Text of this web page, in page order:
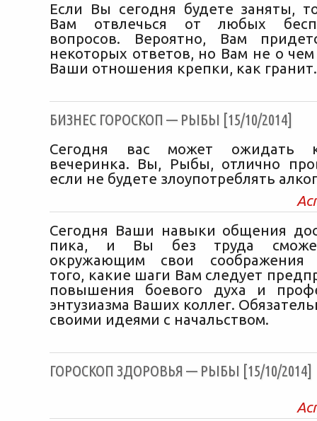
Если Вы сегодня будете заняты,
Вам отвлечься от любых
вопросов. Вероятно, Вам
некоторых ответов, но Вам не о чем
Ваши отношения крепки, как гранит.
БИЗНЕС ГОРОСКОП — РЫБЫ [15/10/2014]
Сегодня вас может ожидать
вечеринка. Вы, Рыбы, отлично
если не будете злоупотреблять
Сегодня Ваши навыки общения
пика, и Вы без труда
окружающим свои соображения
того, какие шаги Вам следует
повышения боевого духа и
энтузиазма Ваших коллег.
своими идеями с начальством.
ГОРОСКОП ЗДОРОВЬЯ — РЫБЫ [15/10/2014]